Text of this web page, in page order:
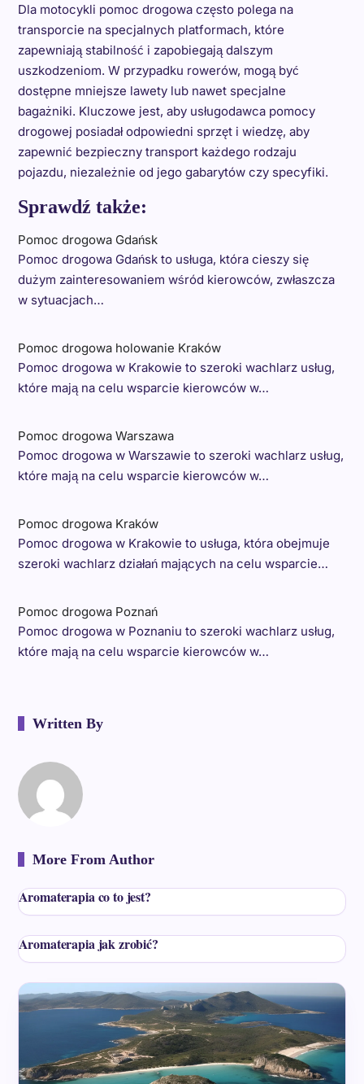
Dla motocykli pomoc drogowa często polega na
transporcie na specjalnych platformach, które
zapewniają stabilność i zapobiegają dalszym
uszkodzeniom. W przypadku rowerów, mogą być
dostępne mniejsze lawety lub nawet specjalne
bagażniki. Kluczowe jest, aby usługodawca pomocy
drogowej posiadał odpowiedni sprzęt i wiedzę, aby
zapewnić bezpieczny transport każdego rodzaju
pojazdu, niezależnie od jego gabarytów czy specyfiki.
Sprawdź także:
Pomoc drogowa Gdańsk
Pomoc drogowa Gdańsk to usługa, która cieszy się
dużym zainteresowaniem wśród kierowców, zwłaszcza
w sytuacjach…
Pomoc drogowa holowanie Kraków
Pomoc drogowa w Krakowie to szeroki wachlarz usług,
które mają na celu wsparcie kierowców w…
Pomoc drogowa Warszawa
Pomoc drogowa w Warszawie to szeroki wachlarz usług,
które mają na celu wsparcie kierowców w…
Pomoc drogowa Kraków
Pomoc drogowa w Krakowie to usługa, która obejmuje
szeroki wachlarz działań mających na celu wsparcie…
Pomoc drogowa Poznań
Pomoc drogowa w Poznaniu to szeroki wachlarz usług,
które mają na celu wsparcie kierowców w…
Written By
More From Author
Aromaterapia co to jest?
Aromaterapia jak zrobić?